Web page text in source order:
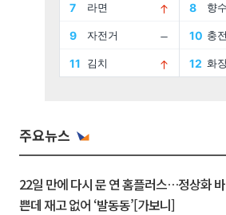
주요뉴스
22일 만에 다시 문 연 홈플러스…정상화 바
쁜데 재고 없어 ‘발동동’[가보니]